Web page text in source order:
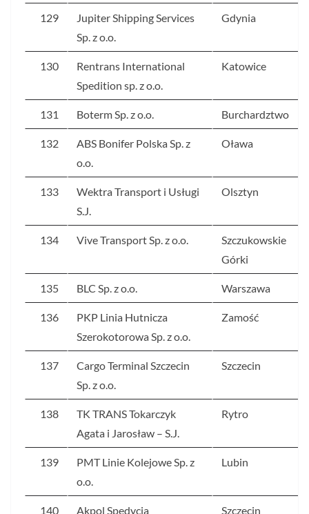
129
Jupiter Shipping Services
Sp. z o.o.
Gdynia
130
Rentrans International
Spedition sp. z o.o.
Katowice
131 Boterm Sp. z o.o. Burchardztwo
132
ABS Bonifer Polska Sp. z
o.o.
Oława
133
Wektra Transport i Usługi
S.J.
Olsztyn
134 Vive Transport Sp. z o.o.
Szczukowskie
Górki
135 BLC Sp. z o.o. Warszawa
136
PKP Linia Hutnicza
Szerokotorowa Sp. z o.o.
Zamość
137
Cargo Terminal Szczecin
Sp. z o.o.
Szczecin
138
TK TRANS Tokarczyk
Agata i Jarosław – S.J.
Rytro
139
PMT Linie Kolejowe Sp. z
o.o.
Lubin
140
Akpol Spedycja
Szczecin